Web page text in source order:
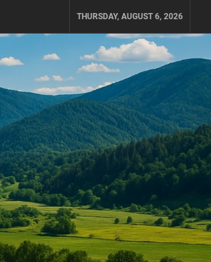
THURSDAY, AUGUST 6, 2026